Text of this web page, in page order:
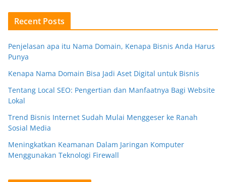
Recent Posts
Penjelasan apa itu Nama Domain, Kenapa Bisnis Anda Harus
Punya
Kenapa Nama Domain Bisa Jadi Aset Digital untuk Bisnis
Tentang Local SEO: Pengertian dan Manfaatnya Bagi Website
Lokal
Trend Bisnis Internet Sudah Mulai Menggeser ke Ranah
Sosial Media
Meningkatkan Keamanan Dalam Jaringan Komputer
Menggunakan Teknologi Firewall